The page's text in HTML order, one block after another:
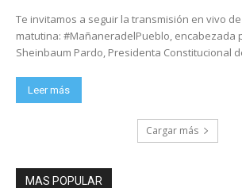
Te invitamos a seguir la transmisión en vivo
matutina: #MañaneradelPueblo, encabezada
Sheinbaum Pardo, Presidenta Constitucional
Leer más
Cargar más
MAS POPULAR